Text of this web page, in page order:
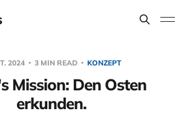
2024 3 MIN READ KONZEPT
Mission: Den Osten
erkunden.